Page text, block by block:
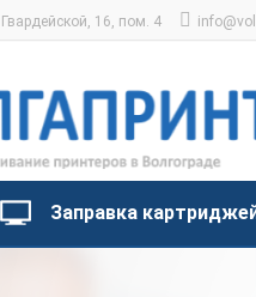
16, пом. 4
Заправка